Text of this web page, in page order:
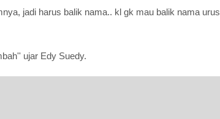
jadi harus balik nama.. kl gk mau balik nama urus
ujar Edy Suedy.